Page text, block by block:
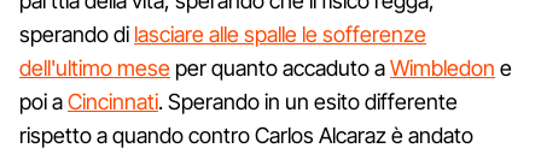
sperando di lasciare alle spalle le sofferenze
dell'ultimo mese per quanto accaduto aWimbledon e
poi aCincinnati. Sperando in un esito differente
rispetto a quando contro Carlos Alcaraz è andato